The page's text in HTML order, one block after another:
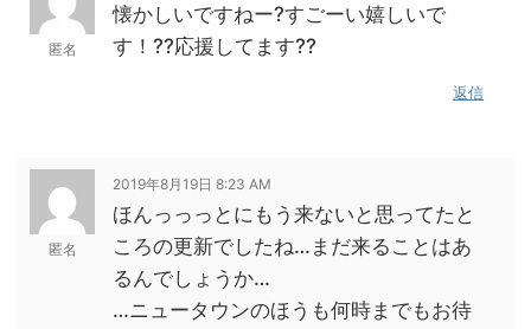
匿名
懐かしいですねー?すごーい嬉しいで
す！??応援してます??
返信
匿名
2019年8月19日 8:23 AM
ほんっっっとにもう来ないと思ってたと
ころの更新でしたね…まだ来ることはあ
るんでしょうか…
…ニュータウンのほうも何時までもお待